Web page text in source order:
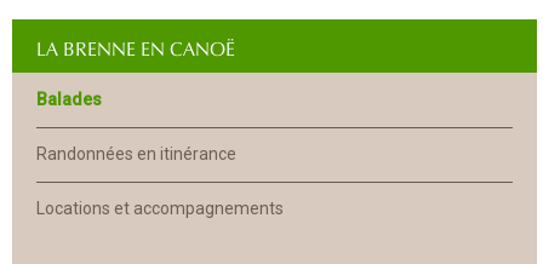
LA BRENNE EN CANOË
Balades
Randonnées en itinérance
Locations et accompagnements